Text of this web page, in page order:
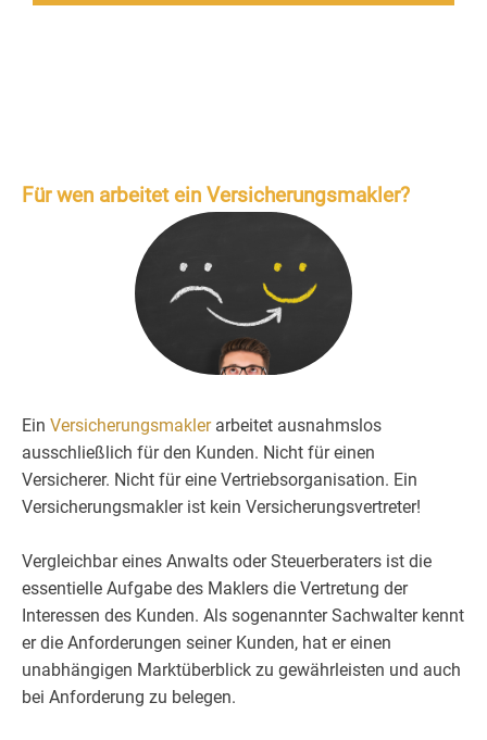
Für wen arbeitet ein Versicherungsmakler?
Ein Versicherungsmakler arbeitet ausnahmslos
ausschließlich für den Kunden. Nicht für einen
Versicherer. Nicht für eine Vertriebsorganisation. Ein
Versicherungsmakler ist kein Versicherungsvertreter!
Vergleichbar eines Anwalts oder Steuerberaters ist die
essentielle Aufgabe des Maklers die Vertretung der
Interessen des Kunden. Als sogenannter Sachwalter kennt
er die Anforderungen seiner Kunden, hat er einen
unabhängigen Marktüberblick zu gewährleisten und auch
bei Anforderung zu belegen.